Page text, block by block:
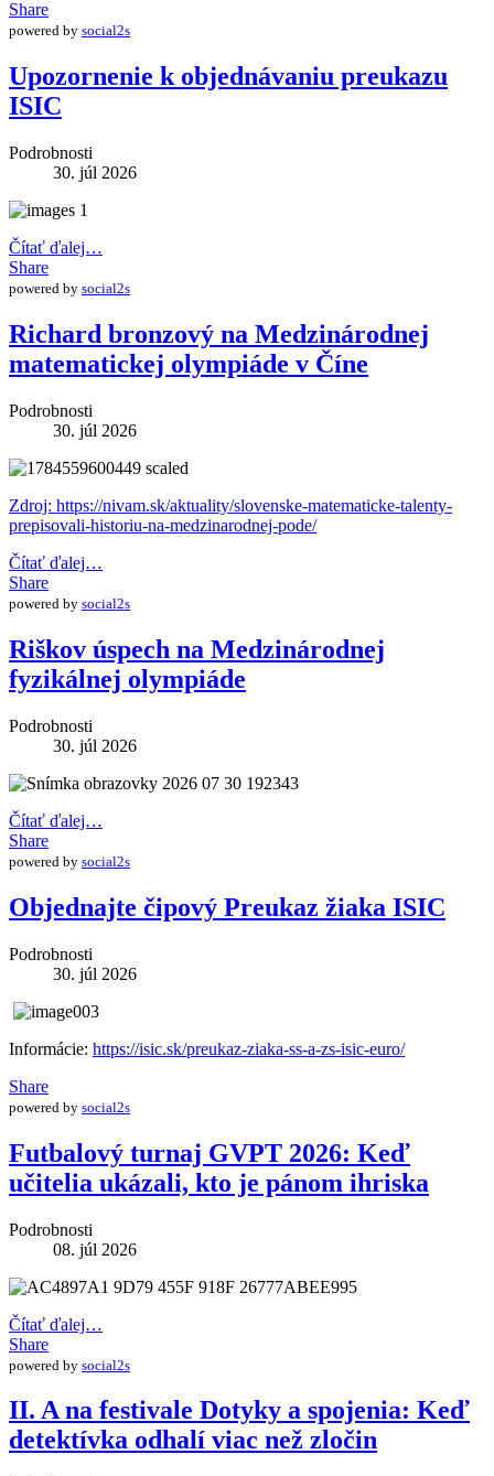
Share
powered by social2s
Upozornenie k objednávaniu preukazu
ISIC
Podrobnosti
30. júl 2026
Čítať ďalej…
Share
powered by social2s
Richard bronzový na Medzinárodnej
matematickej olympiáde v Číne
Podrobnosti
30. júl 2026
Zdroj: https://nivam.sk/aktuality/slovenske-matematicke-talenty-
prepisovali-historiu-na-medzinarodnej-pode/
Čítať ďalej…
Share
powered by social2s
Riškov úspech na Medzinárodnej
fyzikálnej olympiáde
Podrobnosti
30. júl 2026
Čítať ďalej…
Share
powered by social2s
Objednajte čipový Preukaz žiaka ISIC
Podrobnosti
30. júl 2026
Informácie: https://isic.sk/preukaz-ziaka-ss-a-zs-isic-euro/
Share
powered by social2s
Futbalový turnaj GVPT 2026: Keď
učitelia ukázali, kto je pánom ihriska
Podrobnosti
08. júl 2026
Čítať ďalej…
Share
powered by social2s
II. A na festivale Dotyky a spojenia: Keď
detektívka odhalí viac než zločin